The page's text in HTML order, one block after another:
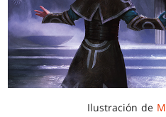
Ilustración de